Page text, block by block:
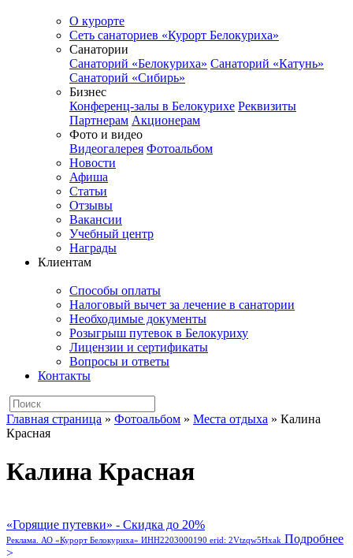
О курорте
Сеть санаториев «Курорт Белокуриха»
Санатории
Санаторий «Белокуриха» Санаторий «Катунь»
Санаторий «Сибирь»
Бизнес
Конференц-залы в Белокурихе Реквизиты
Партнерам Акционерам
Фото и видео
Видеогалерея Фотоальбом
Новости
Афиша
Статьи
Отзывы
Вакансии
Учебный центр
Награды
Клиентам
Способы оплаты
Налоговый вычет за лечение в санатории
Необходимые документы
Розыгрыш путевок в Белокуриху
Лицензии и сертификаты
Вопросы и ответы
Контакты
Главная страница » Фотоальбом » Места отдыха » Калина
Красная
Калина Красная
«Горящие путевки» - Скидка до 20%
Реклама. АО «Курорт Белокуриха» ИНН2203000190 erid: 2Vtzqw5Hxak Подробнее
>